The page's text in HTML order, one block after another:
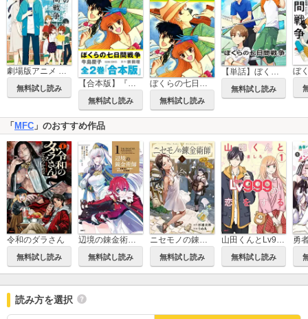
無料試し読み 【合本版】『ぼくらの七日間戦争』
無料試し読み
ぼくらの七日間戦争
無料試し読み
【単話】ぼくらの七日間戦争
無料試し読み
「 MFC 」のおすすめ作品
令和のダラさん
無料試し読み
辺境の錬金術師 ～今更予算ゼロの職場に戻るとかもう無理～
無料試し読み
ニセモノの錬金術師
無料試し読み
山田くんとLv999の恋をする
無料試し読み
読み方を選択